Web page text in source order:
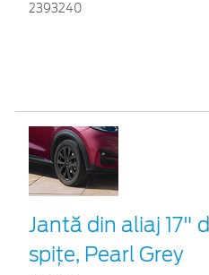
2393240
Jantă din aliaj 17"
spiţe, Pearl Grey